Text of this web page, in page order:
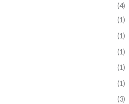
(4)
(1)
(1)
(1)
(1)
(1)
(3)